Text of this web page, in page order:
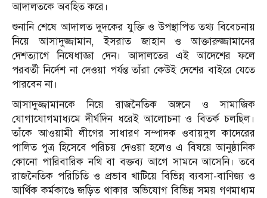
আদালতকে অবহিত করে।
শুনানি শেষে আদালত দুদকের যুক্তি ও উপস্থাপিত তথ্য বিবেচনায়
নিয়ে আসাদুজ্জামান, ইসরাত জাহান ও আক্তারুজ্জামানের
দেশত্যাগে নিষেধাজ্ঞা দেন। আদালতের এই আদেশের ফলে
পরবর্তী নির্দেশ না দেওয়া পর্যন্ত তাঁরা কেউই দেশের বাইরে যেতে
পারবেন না।
আসাদুজ্জামানকে নিয়ে রাজনৈতিক অঙ্গনে ও সামাজিক
যোগাযোগমাধ্যমে দীর্ঘদিন ধরেই আলোচনা ও বিতর্ক চলছিল।
তাঁকে আওয়ামী লীগের সাধারণ সম্পাদক ওবায়দুল কাদেরের
পালিত পুত্র হিসেবে পরিচয় দেওয়া হলেও এ বিষয়ে আনুষ্ঠানিক
কোনো পারিবারিক নথি বা বক্তব্য আগে সামনে আসেনি। তবে
রাজনৈতিক পরিচিতি ও প্রভাব খাটিয়ে বিভিন্ন ব্যবসা-বাণিজ্য ও
আর্থিক কর্মকাণ্ডে জড়িত থাকার অভিযোগ বিভিন্ন সময় গণমাধ্যম